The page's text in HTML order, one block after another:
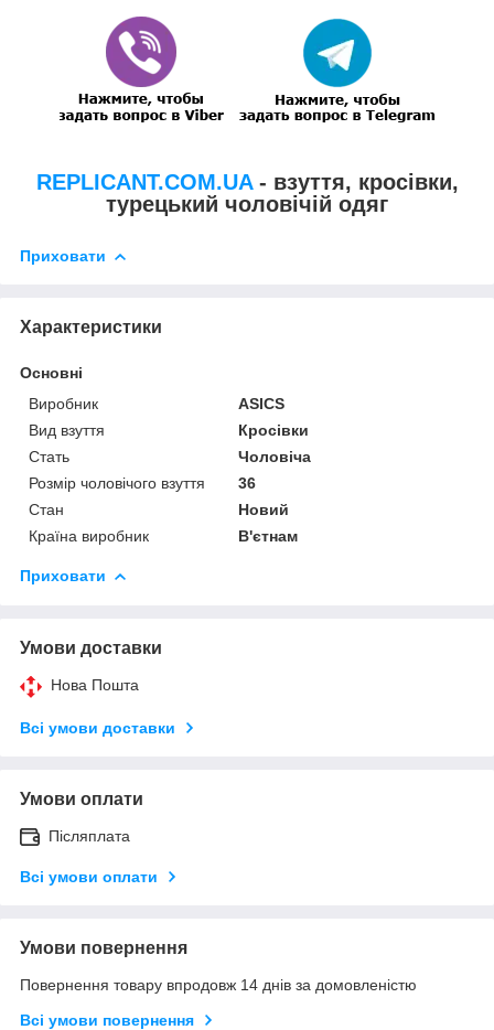
REPLICANT.COM.UA - взуття, кросівки,
турецький чоловічій одяг
Приховати
Характеристики
Основні
Виробник
ASICS
Вид взуття
Кросівки
Стать
Чоловіча
Розмір чоловічого взуття
36
Стан
Новий
Країна виробник
В'єтнам
Приховати
Умови доставки
Нова Пошта
Всі умови доставки
Умови оплати
Післяплата
Всі умови оплати
Умови повернення
Повернення товару впродовж 14 днів за домовленістю
Всі умови повернення